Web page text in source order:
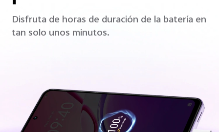
Disfruta de horas de duración de la batería en
tan solo unos minutos.